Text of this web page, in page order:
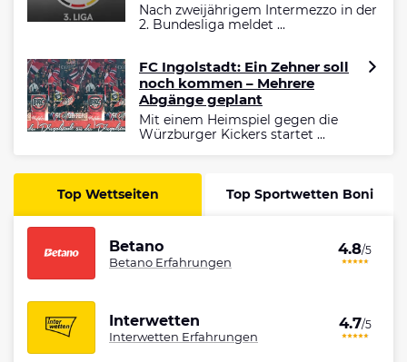
Nach zweijährigem Intermezzo in der
2. Bundesliga meldet ...
FC Ingolstadt: Ein Zehner soll
noch kommen – Mehrere
Abgänge geplant
Mit einem Heimspiel gegen die
Würzburger Kickers startet ...
Top Wettseiten Top Sportwetten Boni
Betano
Betano Erfahrungen
4.8/5
Interwetten
Interwetten Erfahrungen
4.7/5